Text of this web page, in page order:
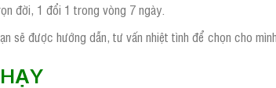
đời, 1 đổi 1 trong vòng 7 ngày.
sẽ được hướng dẫn, tư vấn nhiệt tình để chọn cho